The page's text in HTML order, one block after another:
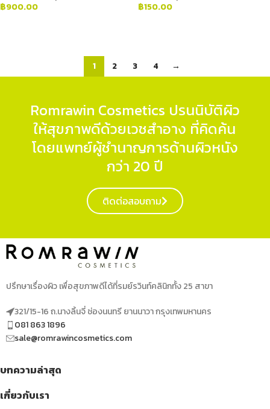
฿900.00
฿150.00
1 2 3 4 →
Romrawin Cosmetics ปรนนิบัติผิว
ให้สุขภาพดีด้วยเวชสำอาง ที่คิดค้น
โดยแพทย์ผู้ชำนาญการด้านผิวหนัง
กว่า 20 ปี
ติดต่อสอบถาม
ปรึกษาเรื่องผิว เพื่อสุขภาพดีได้ที่รมย์รวินท์คลินิกทั้ง 25 สาขา
321/15-16 ถ.นางลิ้นจี่ ช่องนนทรี ยานนาวา กรุงเทพมหานคร
081 863 1896
sale@romrawincosmetics.com
บทความล่าสุด
เกี่ยวกับเรา